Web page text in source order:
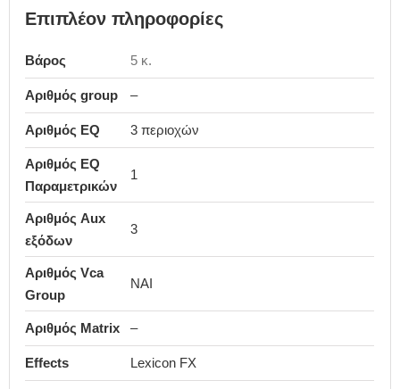
Επιπλέον πληροφορίες
Βάρος 5 κ.
Αριθμός group –
Αριθμός EQ 3 περιοχών
Αριθμός EQ
Παραμετρικών
1
Αριθμός Aux
εξόδων
3
Αριθμός Vca
Group
ΝΑΙ
Αριθμός Matrix –
Effects Lexicon FX